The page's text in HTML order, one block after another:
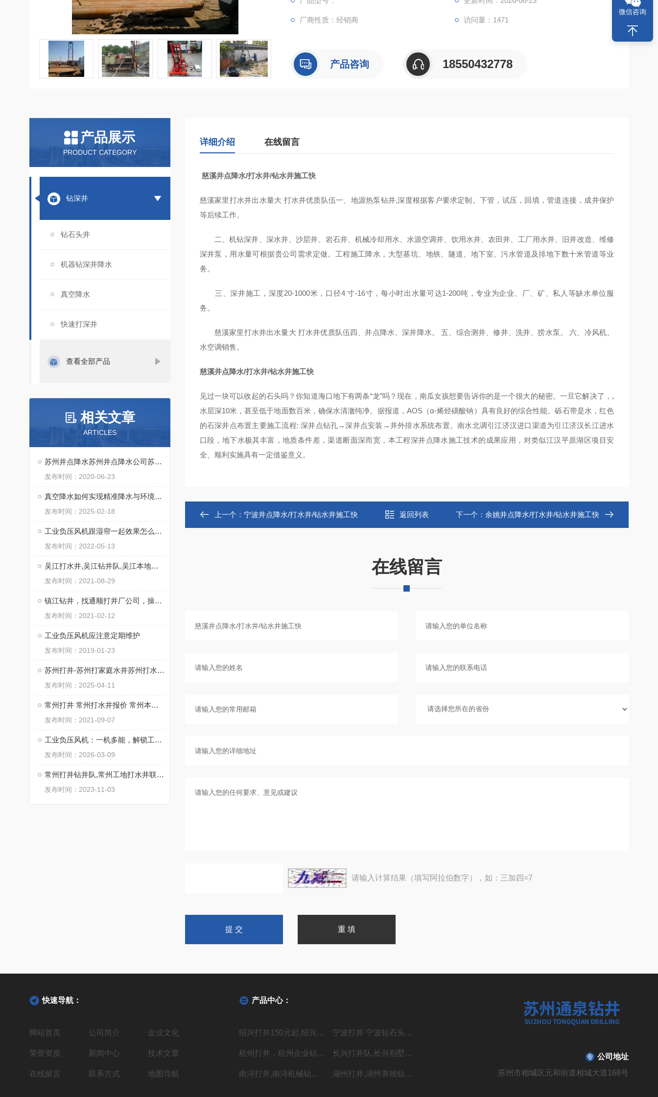
厂商性质：经销商 访问量：1471
产品咨询 18550432778
产品展示
PRODUCT CATEGORY
钻深井
钻石头井
机器钻深井降水
真空降水
快速打深井
查看全部产品
相关文章
ARTICLES
苏州井点降水苏州井点降水公司苏州井点降水有限公司通泉降水公司
发布时间：2020-06-23
真空降水如何实现精准降水与环境保护
发布时间：2025-02-18
工业负压风机跟湿帘一起效果怎么样？
发布时间：2022-05-13
吴江打水井,吴江钻井队,吴江本地打井电话
发布时间：2021-08-29
镇江钻井，找通顺打井厂公司，操作施工快
发布时间：2021-02-12
工业负压风机应注意定期维护
发布时间：2019-01-23
苏州打井-苏州打家庭水井苏州打水泥管井
发布时间：2025-04-11
常州打井 常州打水井报价 常州本地打水井钻井队
发布时间：2021-09-07
工业负压风机：一机多能，解锁工业生产多重优势
发布时间：2026-03-09
常州打井钻井队,常州工地打水井联系电话
发布时间：2023-11-03
详细介绍 在线留言
慈溪井点降水/打水井/钻水井施工快
慈溪家里打水井出水量大 打水井优质队伍一、地源热泵钻井,深度根据客户要求定制。下管，试压，回填，管道连接，成井保护
等后续工作。
二、机钻深井、深水井、沙层井、岩石井、机械冷却用水、水源空调井、饮用水井、农田井、工厂用水井、旧井改造、维修
深井泵，用水量可根据贵公司需求定做。工程施工降水，大型基坑、地铁、隧道、地下室、污水管道及排地下数十米管道等业
务。
三、深井施工，深度20-1000米，口径4 寸-16寸，每小时出水量可达1-200吨，专业为企业、厂、矿、私人等缺水单位服
务。
慈溪家里打水井出水量大 打水井优质队伍四、井点降水、深井降水。 五、综合测井、修井、洗井、捞水泵。 六、冷风机、
水空调销售。
慈溪井点降水/打水井/钻水井施工快
见过一块可以收起的石头吗？你知道海口地下有两条“龙”吗？现在，南瓜女孩想要告诉你的是一个很大的秘密。一旦它解决了，,
水层深10米，甚至低于地面数百米，确保水清澈纯净。据报道，AOS（α-烯烃磺酸钠）具有良好的综合性能。砾石带是水，红色
的石深井点布置主要施工流程: 深井点钻孔→深井点安装→井外排水系统布置。南水北调引江济汉进口渠道为引江济汉长江进水
口段，地下水极其丰富，地质条件差，渠道断面深而宽，本工程深井点降水施工技术的成果应用，对类似江汉平原湖区项目安
全、顺利实施具有一定借鉴意义。
上一个： 宁波井点降水/打水井/钻水井施工快 返回列表 下一个： 余姚井点降水/打水井/钻水井施工快
在线留言
请输入计算结果（填写阿拉伯数字），如：三加四=7
快速导航：
网站首页 公司简介 企业文化
荣誉资质 新闻中心 技术文章
在线留言 联系方式 地图导航
产品中心：
绍兴打井150元起,绍兴机器钻水井施工单位 宁波打井 宁波钻石头井20年经验丰富
杭州打井，杭州企业钻井，上门施工价格低 长兴打井队,长兴别墅打水井,本地专业钻井队
南浔打井,南浔机械钻岩石水深水井 湖州打井,湖州养殖钻岩石井 别墅用水井
公司地址
苏州市相城区元和街道相城大道168号
微信咨询